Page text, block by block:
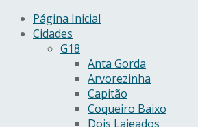
Página Inicial
Cidades
G18
Anta Gorda
Arvorezinha
Capitão
Coqueiro Baixo
Dois Lajeados